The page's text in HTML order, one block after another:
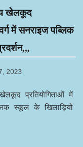
खेलकूद
में सनराइज पब्लिक
2023
प्रतियोगिताओं में
स्कूल के खिलाड़ियों